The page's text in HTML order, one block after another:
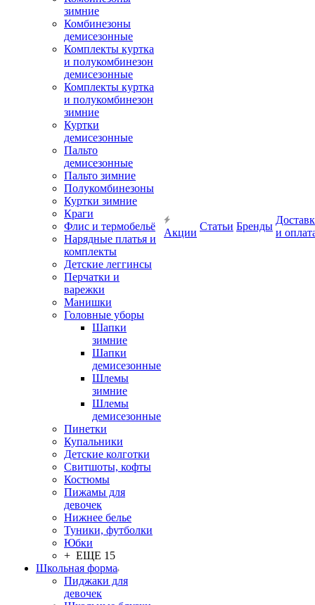
зимние
Комбинезоны
демисезонные
Комплекты куртка
и полукомбинезон
демисезонные
Комплекты куртка
и полукомбинезон
зимние
Куртки
демисезонные
Пальто
демисезонные
Пальто зимние
Полукомбинезоны
Куртки зимние
Краги
Флис и термобельё
Нарядные платья и
комплекты
Детские леггинсы
Перчатки и
варежки
Манишки
Головные уборы
Шапки
зимние
Шапки
демисезонные
Шлемы
зимние
Шлемы
демисезонные
Пинетки
Купальники
Детские колготки
Свитшоты, кофты
Костюмы
Пижамы для
девочек
Нижнее белье
Туники, футболки
Юбки
+ ЕЩЕ 15
Школьная форма
Пиджаки для
девочек
Акции
Статьи Бренды
и